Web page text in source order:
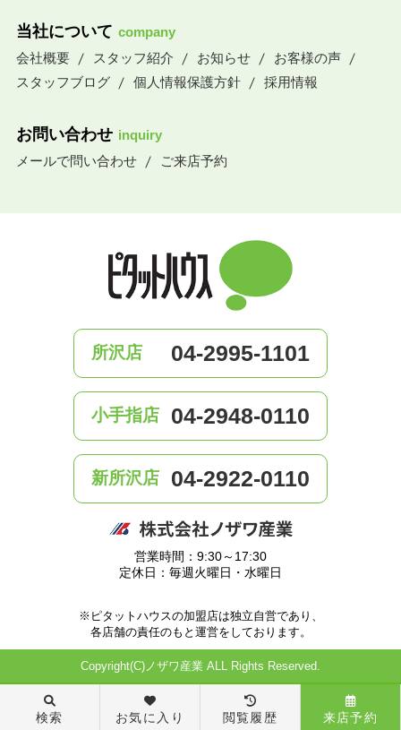
当社について company
会社概要
スタッフ紹介 お知らせ
お客様の声
スタッフブログ
個人情報保護方針 採用情報
お問い合わせ inquiry
メールで問い合わせ
ご来店予約
所沢店 04-2995-1101
小手指店 04-2948-0110
新所沢店 04-2922-0110
営業時間：9:30～17:30
定休日：毎週火曜日・水曜日
※ピタットハウスの加盟店は独立自営であり、
各店舗の責任のもと運営をしております。
Copyright(C)ノザワ産業 ALL Rights Reserved.
検索 お気に入り 閲覧履歴 来店予約